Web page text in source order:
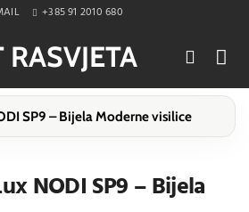
+385 91 2010 680
NODI SP9 – Bijela